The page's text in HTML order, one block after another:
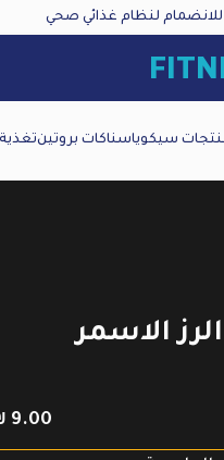
للانضمام لنظام غذائي صحي
سيكوياسناكات بروتين
الاسمر
9.00